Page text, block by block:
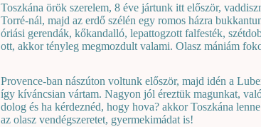
Toszkána örök szerelem, 8 éve jártunk itt először,
Torré-nál, majd az erdő szélén egy romos házra
óriási gerendák, kőkandalló, lepattogzott falfesték,
ott, akkor tényleg megmozdult valami. Olasz mániám
Provence-ban nászúton voltunk először, majd idén a
így kíváncsian vártam. Nagyon jól éreztük magunkat,
dolog és ha kérdeznéd, hogy hova? akkor Toszkána
az olasz vendégszeretet, gyermekimádat is!